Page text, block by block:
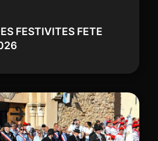
FESTIVITES FETE